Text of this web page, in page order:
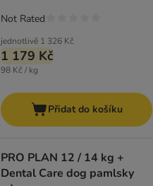
jednotlivě 1 326 Kč
1 179 Kč
98 Kč / kg
Not Rated
Přidat do košíku
PRO PLAN 12 / 14 kg +
Dental Care dog pamlsky